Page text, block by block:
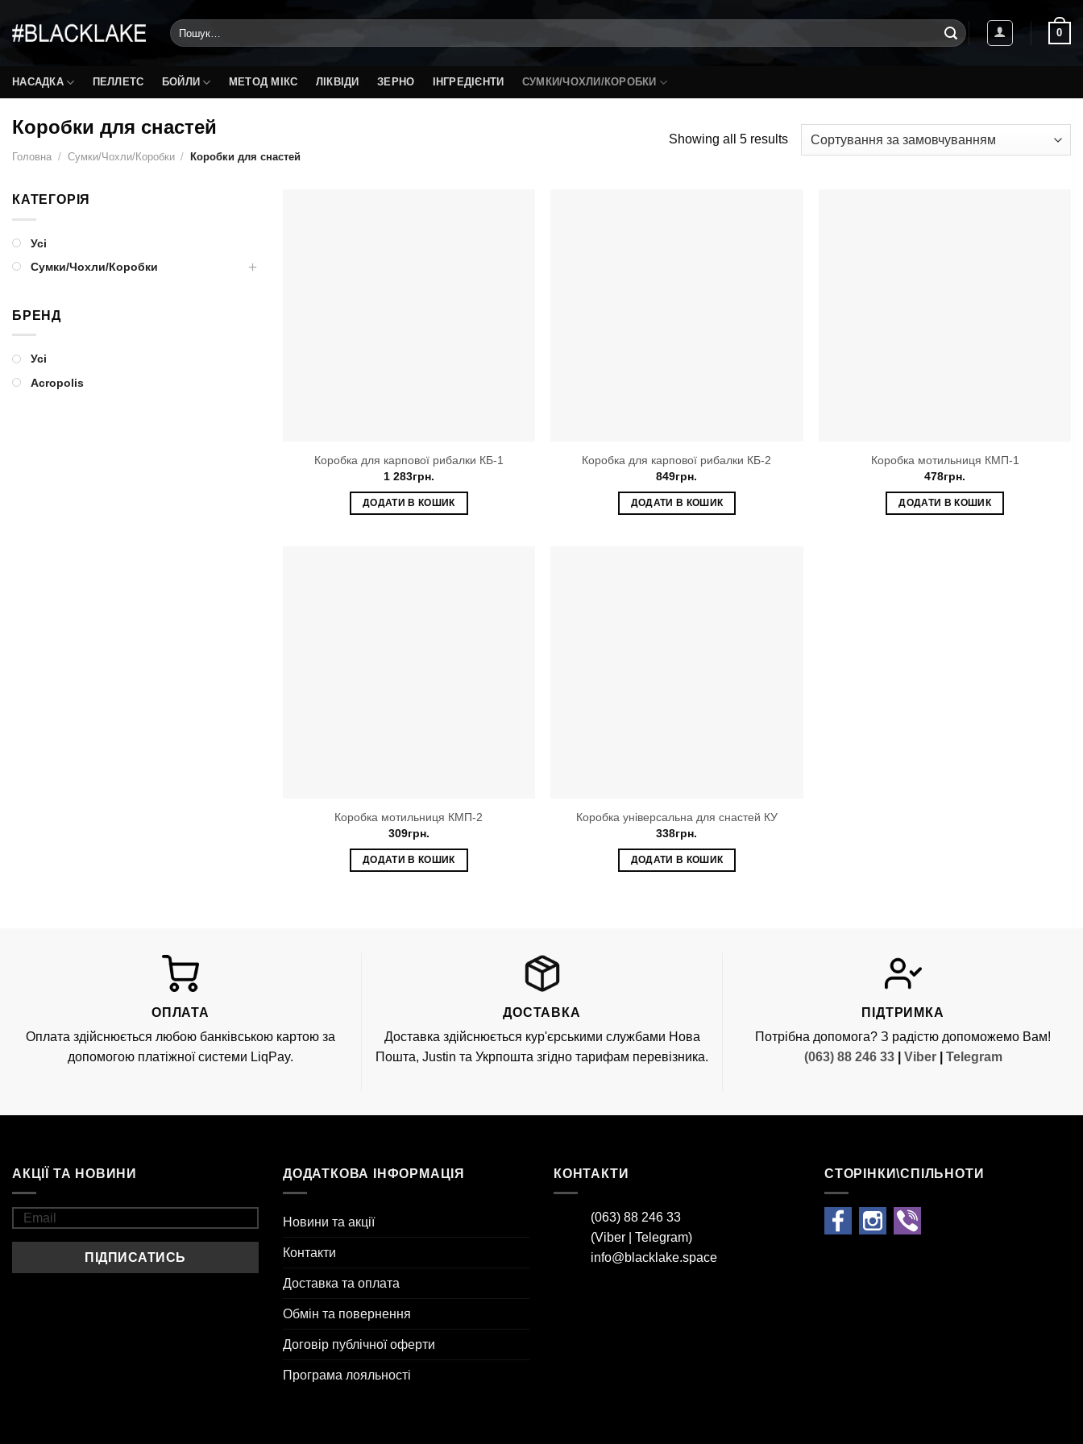
Шукати:
0
НАСАДКА ПЕЛЛЕТС БОЙЛИ МЕТОД МІКС ЛІКВІДИ ЗЕРНО ІНГРЕДІЄНТИ СУМКИ/ЧОХЛИ/КОРОБКИ
Коробки для снастей
Головна / Сумки/Чохли/Коробки / Коробки для снастей
Showing all 5 results
КАТЕГОРІЯ
Усі
Сумки/Чохли/Коробки
БРЕНД
Усі
Acropolis
Коробка для карпової рибалки КБ-1
1 283грн.
ДОДАТИ В КОШИК
Коробка для карпової рибалки КБ-2
849грн.
ДОДАТИ В КОШИК
Коробка мотильниця КМП-1
478грн.
ДОДАТИ В КОШИК
Коробка мотильниця КМП-2
309грн.
ДОДАТИ В КОШИК
Коробка універсальна для снастей КУ
338грн.
ДОДАТИ В КОШИК
ОПЛАТА
Оплата здійснюється любою банківською картою за
допомогою платіжної системи LiqPay.
ДОСТАВКА
Доставка здійснюється кур'єрськими службами Нова
Пошта, Justin та Укрпошта згідно тарифам перевізника.
ПІДТРИМКА
Потрібна допомога? З радістю допоможемо Вам!
(063) 88 246 33| Viber| Telegram
АКЦІЇ ТА НОВИНИ ДОДАТКОВА ІНФОРМАЦІЯ
Новини та акції
Контакти
Доставка та оплата
Обмін та повернення
Договір публічної оферти
Програма лояльності
КОНТАКТИ
(063) 88 246 33
(Viber Telegram)
info@blacklake.space
СТОРІНКИ\СПІЛЬНОТИ